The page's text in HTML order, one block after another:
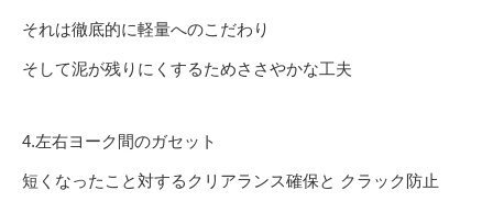
それは徹底的に軽量へのこだわり
そして泥が残りにくするためささやかな工夫
4.左右ヨーク間のガセット
短くなったこと対するクリアランス確保と クラック防止